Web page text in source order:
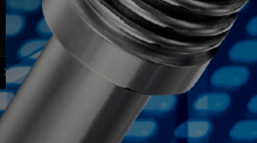
d L 使用圧力(MPa)
3.18 100～2000 Vacuum～3.0